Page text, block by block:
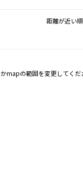
距離が近い順
mapの範囲を変更してくだ